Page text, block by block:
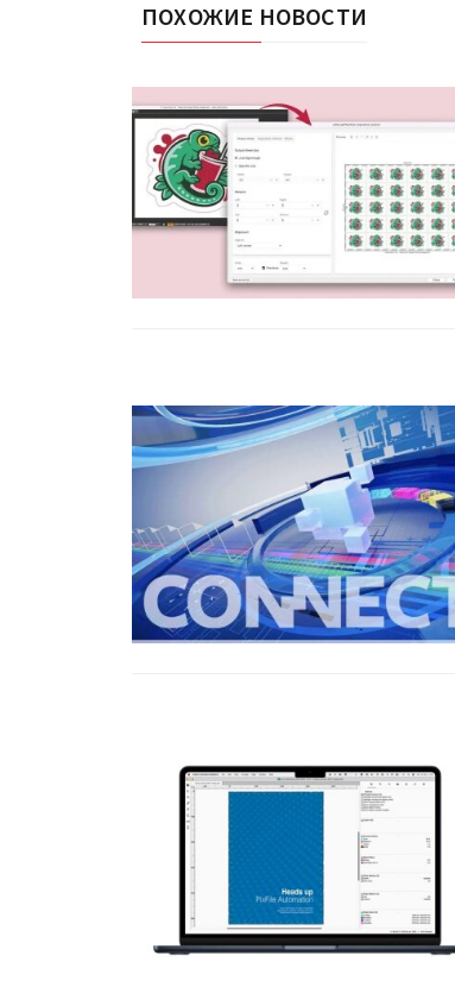
ПОХОЖИЕ НОВОСТИ